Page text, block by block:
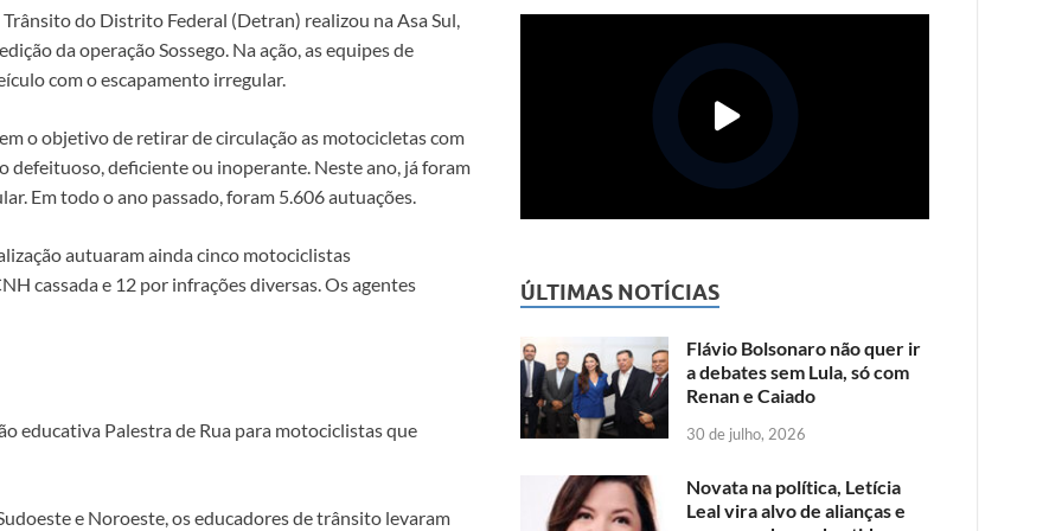
do Distrito Federal (Detran) realizou na Asa Sul,
da operação Sossego. Na ação, as equipes de
com o escapamento irregular.
o objetivo de retirar de circulação as motocicletas com
defeituoso, deficiente ou inoperante. Neste ano, já foram
Em todo o ano passado, foram 5.606 autuações.
autuaram ainda cinco motociclistas
cassada e 12 por infrações diversas. Os agentes
educativa Palestra de Rua para motociclistas que
e Noroeste, os educadores de trânsito levaram
ÚLTIMAS NOTÍCIAS
Flávio Bolsonaro não quer ir
a debates sem Lula, só com
Renan e Caiado
30 de julho, 2026
Novata na política, Letícia
Leal vira alvo de alianças e